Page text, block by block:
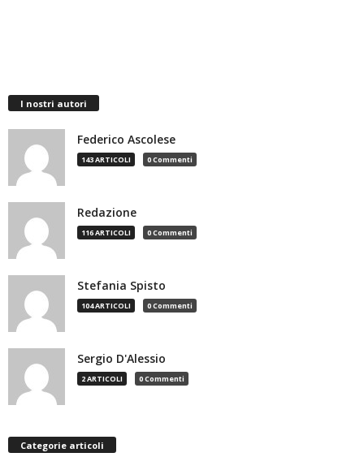
I nostri autori
Federico Ascolese
143 ARTICOLI 0 Commenti
Redazione
116 ARTICOLI 0 Commenti
Stefania Spisto
104 ARTICOLI 0 Commenti
Sergio D'Alessio
2 ARTICOLI 0 Commenti
Categorie articoli